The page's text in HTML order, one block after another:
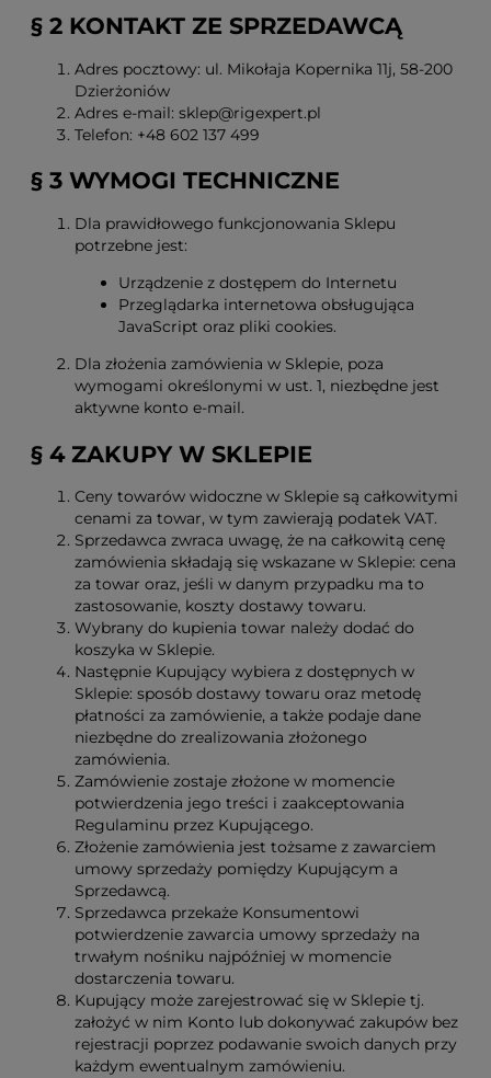
§ 2 KONTAKT ZE SPRZEDAWCĄ
Adres pocztowy: ul. Mikołaja Kopernika 11j, 58-200
Dzierżoniów
Adres e-mail: sklep@rigexpert.pl
Telefon: +48 602 137 499
§ 3 WYMOGI TECHNICZNE
Dla prawidłowego funkcjonowania Sklepu
potrzebne jest:
Urządzenie z dostępem do Internetu
Przeglądarka internetowa obsługująca
JavaScript oraz pliki cookies.
Dla złożenia zamówienia w Sklepie, poza
wymogami określonymi w ust. 1, niezbędne jest
aktywne konto e-mail.
§ 4 ZAKUPY W SKLEPIE
Ceny towarów widoczne w Sklepie są całkowitymi
cenami za towar, w tym zawierają podatek VAT.
Sprzedawca zwraca uwagę, że na całkowitą cenę
zamówienia składają się wskazane w Sklepie: cena
za towar oraz, jeśli w danym przypadku ma to
zastosowanie, koszty dostawy towaru.
Wybrany do kupienia towar należy dodać do
koszyka w Sklepie.
Następnie Kupujący wybiera z dostępnych w
Sklepie: sposób dostawy towaru oraz metodę
płatności za zamówienie, a także podaje dane
niezbędne do zrealizowania złożonego
zamówienia.
Zamówienie zostaje złożone w momencie
potwierdzenia jego treści i zaakceptowania
Regulaminu przez Kupującego.
Złożenie zamówienia jest tożsame z zawarciem
umowy sprzedaży pomiędzy Kupującym a
Sprzedawcą.
Sprzedawca przekaże Konsumentowi
potwierdzenie zawarcia umowy sprzedaży na
trwałym nośniku najpóźniej w momencie
dostarczenia towaru.
Kupujący może zarejestrować się w Sklepie tj.
założyć w nim Konto lub dokonywać zakupów bez
rejestracji poprzez podawanie swoich danych przy
każdym ewentualnym zamówieniu.